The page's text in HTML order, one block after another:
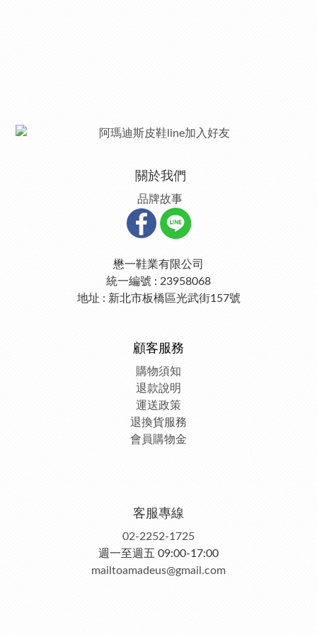
關於我們
品牌故事
懋一鞋業有限公司
統一編號 : 23958068
地址 : 新北市板橋區光武街157號
顧客服務
購物須知
退款說明
運送政策
退換貨服務
會員購物金
客服專線
02-2252-1725
週一至週五 09:00-17:00
mailtoamadeus@gmail.com